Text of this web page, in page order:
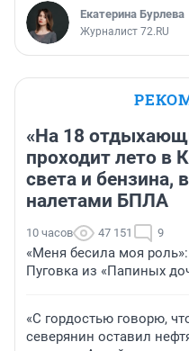
Екатерина Бурлева
Журналист 72.RU
«На 18
проходит лето в
света и бензина,
налетами БПЛА
10 часов 47 151 9
«Меня бесила моя
Пуговка из «Папиных
«С гордостью говорю,
северянин оставил